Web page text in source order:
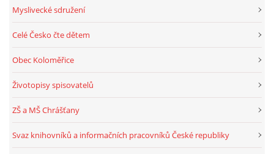
Myslivecké sdružení
Celé Česko čte dětem
Obec Koloměřice
Životopisy spisovatelů
ZŠ a MŠ Chrášťany
Svaz knihovníků a informačních pracovníků České republiky